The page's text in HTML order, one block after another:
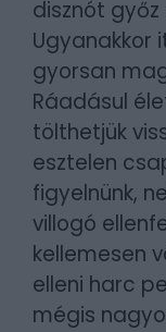
disznót
Ugyanakkor
gyorsan
Ráadásul
tölthetjük
esztelen
figyelnünk,
villogó
kellemesen
elleni harc
mégis